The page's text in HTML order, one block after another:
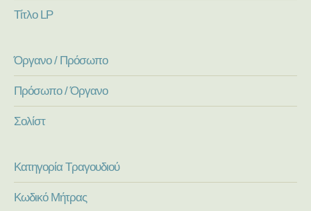
Τίτλο LP
Όργανο / Πρόσωπο
Πρόσωπο / Όργανο
Σολίστ
Κατηγορία Τραγουδιού
Κωδικό Μήτρας